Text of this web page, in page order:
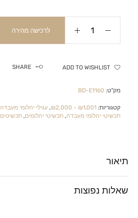
לרכישה מהירה
ADD TO WISHLIST
SHARE
מק"ט: BD-E1160
קטגוריות: ₪1,001 - ₪2,000
,עגילי יהלומי מעבדה
תכשיטי יהלומי מעבדה,תכשיטי יהלומים,תכשיטים
תיאור
שאלות נפוצות